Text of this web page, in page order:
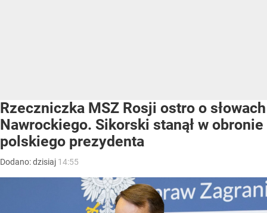
Rzeczniczka MSZ Rosji ostro o słowach
Nawrockiego. Sikorski stanął w obronie
polskiego prezydenta
Dodano:dzisiaj 14:55